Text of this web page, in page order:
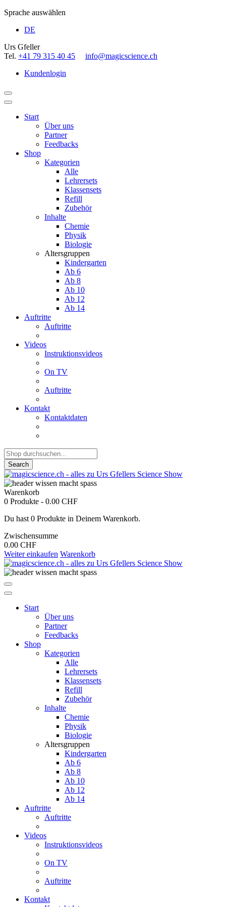
Sprache auswählen
DE
Urs Gfeller
Tel. +41 79 315 40 45
info@magicscience.ch
Kundenlogin
Start
Über uns
Partner
Feedbacks
Shop
Kategorien
Alle
Lehrersets
Klassensets
Refill
Zubehör
Inhalte
Chemie
Physik
Biologie
Altersgruppen
Kindergarten
Ab 6
Ab 8
Ab 10
Ab 12
Ab 14
Auftritte
Auftritte
Videos
Instruktionsvideos
On TV
Auftritte
Kontakt
Kontaktdaten
Search
Warenkorb
0 Produkte - 0.00 CHF
Du hast 0 Produkte in Deinem Warenkorb.
Zwischensumme
0.00 CHF
Weiter einkaufen Warenkorb
Start
Über uns
Partner
Feedbacks
Shop
Kategorien
Alle
Lehrersets
Klassensets
Refill
Zubehör
Inhalte
Chemie
Physik
Biologie
Altersgruppen
Kindergarten
Ab 6
Ab 8
Ab 10
Ab 12
Ab 14
Auftritte
Auftritte
Videos
Instruktionsvideos
On TV
Auftritte
Kontakt